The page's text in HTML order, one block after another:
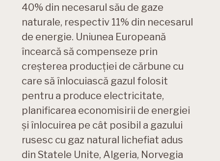
40% din necesarul său de gaze
naturale, respectiv 11% din necesarul
de energie. Uniunea Europeană
încearcă să compenseze prin
creșterea producției de cărbune cu
care să înlocuiască gazul folosit
pentru a produce electricitate,
planificarea economisirii de energiei
și înlocuirea pe cât posibil a gazului
rusesc cu gaz natural lichefiat adus
din Statele Unite, Algeria, Norvegia